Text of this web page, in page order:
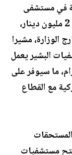
في مستشفى
البشير، والذي يعمل منذ 3 شهور، وفر نحو 2 مليون دينار،
الوزارة، مشيرا
البشير يعمل
ما سيوفر على
مع القطاع
مستشفيات